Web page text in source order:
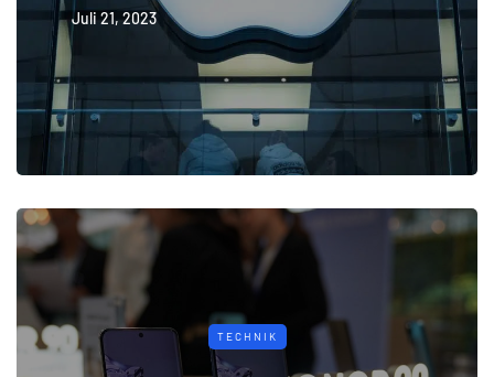
Juli 21, 2023
TECHNIK